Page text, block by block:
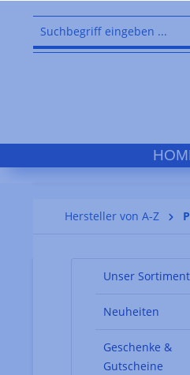
Zur Hauptnavigation
Hersteller von A-Z
Unser Sortiment
Neuheiten
Geschenke &
Gutscheine